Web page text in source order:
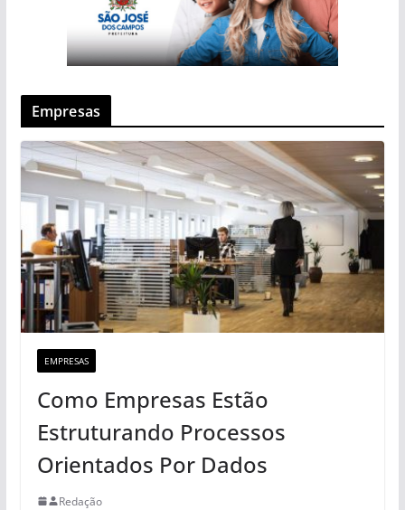
Empresas
EMPRESAS
Como Empresas Estão
Estruturando Processos
Orientados Por Dados
Redação